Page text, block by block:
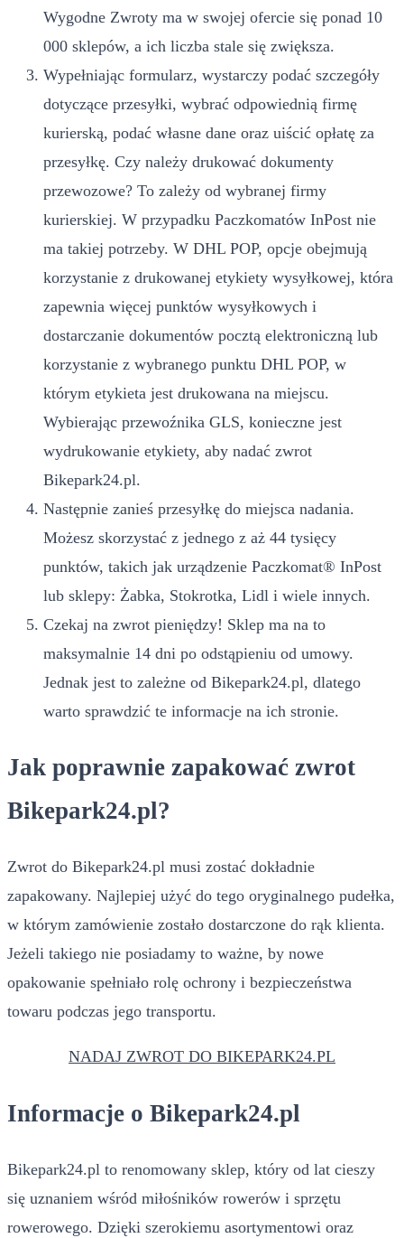
Wygodne Zwroty ma w swojej ofercie się ponad 10
000 sklepów, a ich liczba stale się zwiększa.
Wypełniając formularz, wystarczy podać szczegóły
dotyczące przesyłki, wybrać odpowiednią firmę
kurierską, podać własne dane oraz uiścić opłatę za
przesyłkę. Czy należy drukować dokumenty
przewozowe? To zależy od wybranej firmy
kurierskiej. W przypadku Paczkomatów InPost nie
ma takiej potrzeby. W DHL POP, opcje obejmują
korzystanie z drukowanej etykiety wysyłkowej, która
zapewnia więcej punktów wysyłkowych i
dostarczanie dokumentów pocztą elektroniczną lub
korzystanie z wybranego punktu DHL POP, w
którym etykieta jest drukowana na miejscu.
Wybierając przewoźnika GLS, konieczne jest
wydrukowanie etykiety, aby nadać zwrot
Bikepark24.pl.
Następnie zanieś przesyłkę do miejsca nadania.
Możesz skorzystać z jednego z aż 44 tysięcy
punktów, takich jak urządzenie Paczkomat® InPost
lub sklepy: Żabka, Stokrotka, Lidl i wiele innych.
Czekaj na zwrot pieniędzy! Sklep ma na to
maksymalnie 14 dni po odstąpieniu od umowy.
Jednak jest to zależne od Bikepark24.pl, dlatego
warto sprawdzić te informacje na ich stronie.
Jak poprawnie zapakować zwrot
Bikepark24.pl?
Zwrot do Bikepark24.pl musi zostać dokładnie
zapakowany. Najlepiej użyć do tego oryginalnego pudełka,
w którym zamówienie zostało dostarczone do rąk klienta.
Jeżeli takiego nie posiadamy to ważne, by nowe
opakowanie spełniało rolę ochrony i bezpieczeństwa
towaru podczas jego transportu.
NADAJ ZWROT DO BIKEPARK24.PL
Informacje o Bikepark24.pl
Bikepark24.pl to renomowany sklep, który od lat cieszy
się uznaniem wśród miłośników rowerów i sprzętu
rowerowego. Dzięki szerokiemu asortymentowi oraz